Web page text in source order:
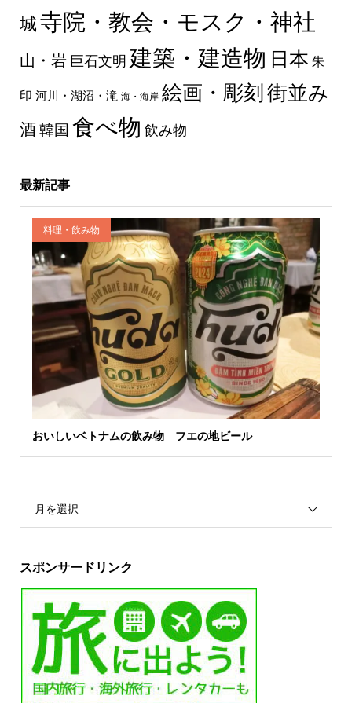
城 寺院・教会・モスク・神社
山・岩 巨石文明 建築・建造物 日本 朱
印 河川・湖沼・滝 海・海岸 絵画・彫刻 街並み
酒韓国 食べ物 飲み物
最新記事
料理・飲み物
おいしいベトナムの飲み物 フエの地ビール
月を選択
スポンサードリンク